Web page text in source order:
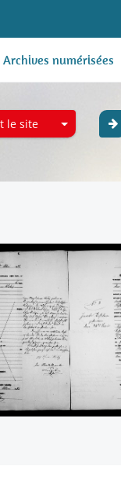
Archives numérisées
le site